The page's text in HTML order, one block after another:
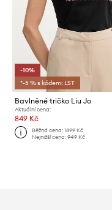
-10%
*-5 % s kódem: LST
Bavlněné tričko Liu Jo
Aktuální cena:
849 Kč
Běžná cena:1899 Kč
Nejnižší cena:949 Kč